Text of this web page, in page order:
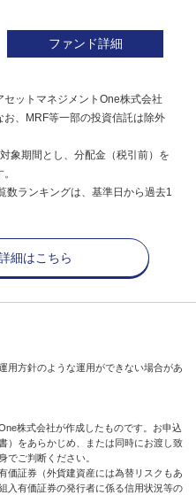
ファンド詳細
ットマネジメントOne株式会社
、MRF等一部の投資信託は除外
象期間とし、分配金（税引前）を
ランキングは、基準日から過去1
細はこちら
用方針のような運用ができない場合があ
株式会社が作成したものです。お申込
）をあらかじめ、または同時にお渡し致
でご判断ください。
価証券（外貨建資産には為替リスクもあ
入有価証券の発行者に係る信用状況等の